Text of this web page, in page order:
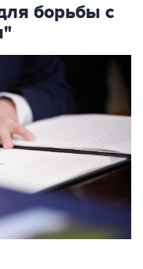
борьбы с